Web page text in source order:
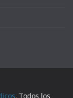
. Todos los